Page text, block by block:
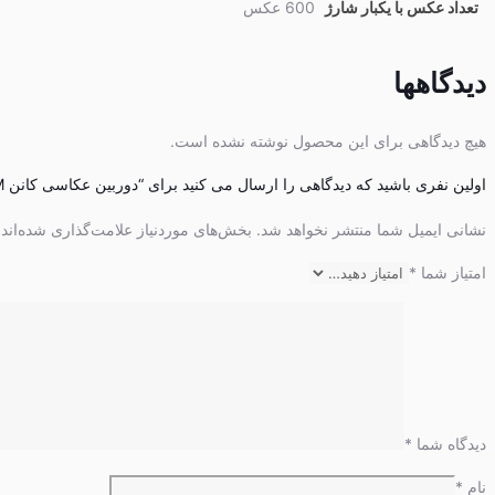
تعداد عکس با یکبار شارژ 600 عکس
دیدگاهها
هیچ دیدگاهی برای این محصول نوشته نشده است.
اولین نفری باشید که دیدگاهی را ارسال می کنید برای “دوربین عکاسی کانن Canon EOS 800D Kit 18-55mm IS STM”
نشانی ایمیل شما منتشر نخواهد شد. بخش‌های موردنیاز علامت‌گذاری
امتیاز شما *
دیدگاه شما *
نام *